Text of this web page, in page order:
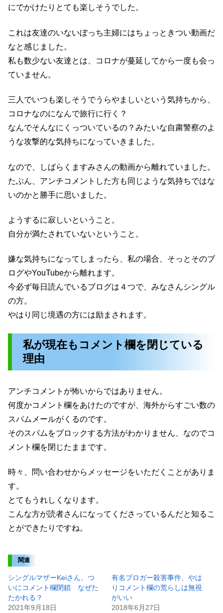
にでかけたりとても楽しそうでした。
これは友達のいないぼっち主婦にはちょっときつい動画だ
なと感じました。
私も数少ない友達とは、コロナが蔓延してから一度も会っ
ていません。
三人でいつも楽しそうでうらやましいという気持ちから、
コロナなのになんで旅行に行く？
なんでそんなにくっついているの？みたいな自粛警察のよ
うな攻撃的な気持ちになっていきました。
なので、しばらくますみさんの動画から離れていました。
たぶん、アンチコメントした方も同じような気持ちではな
いのかと勝手に思いました。
ようするに寂しいということ。
自分が満たされていないということ。
嫌な気持ちになってしまったら、私の場合、そっとそのブ
ログやYouTubeから離れます。
今必ず毎日読んでいるブログは４つで、みなさんシングル
の方。
やはり同じ境遇の方には励まされます。
私が現在もコメント欄を閉じている
理由
アンチコメントが怖いからではありません。
何度かコメント欄をあけたのですが、海外からすごい数の
スパムメールがくるのです。
そのスパムをブロックする方法がわかりません、なのでコ
メント欄を閉じたままです。
時々、問い合わせからメッセージをいただくことがありま
す。
とてもうれしくなります。
こんな方が読者さんになってくださっているんだと知るこ
とができたりですね。
関連
シングルマザーKeiさん、つ
いにコメント欄閉鎖 なぜた
たかれる？
2021年9月18日
有名ブロガー殺害事件、やは
りコメント欄の荒らしは無視
がいい
2018年6月27日